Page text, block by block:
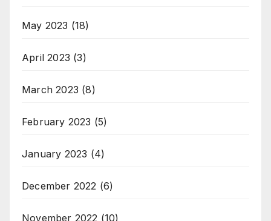
May 2023 (18)
April 2023 (3)
March 2023 (8)
February 2023 (5)
January 2023 (4)
December 2022 (6)
November 2022 (10)